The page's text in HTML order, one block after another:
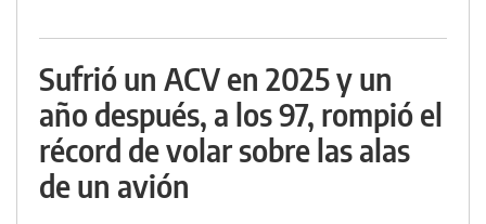
Sufrió un ACV en 2025 y un
año después, a los 97, rompió el
récord de volar sobre las alas
de un avión